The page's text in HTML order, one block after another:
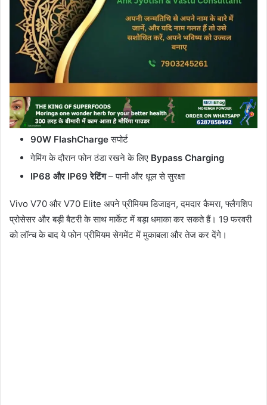
90W FlashChargeसपोर्ट
गेमिंग के दौरान फोन ठंडा रखने के लिए Bypass Charging
IP68 और IP69 रेटिंग– पानी और धूल से सुरक्षा
Vivo V70 और V70 Elite अपने प्रीमियम डिजाइन, दमदार कैमरा, फ्लैगशिप
प्रोसेसर और बड़ी बैटरी के साथ मार्केट में बड़ा धमाका कर सकते हैं। 19 फरवरी
को लॉन्च के बाद ये फोन प्रीमियम सेगमेंट में मुकाबला और तेज कर देंगे।